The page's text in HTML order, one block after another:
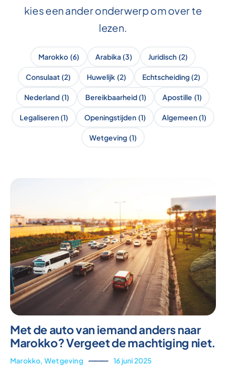
kies een ander onderwerp om over te
lezen.
Marokko (6) Arabika(3) Juridisch (2)
Consulaat (2) Huwelijk (2) Echtscheiding(2)
Nederland (1) Bereikbaarheid(1) Apostille (1)
Legaliseren(1) Openingstijden (1) Algemeen(1)
Wetgeving (1)
Met de auto van iemand anders naar
Marokko? Vergeet de machtiging niet.
Marokko, Wetgeving ⸻ 16 juni 2025